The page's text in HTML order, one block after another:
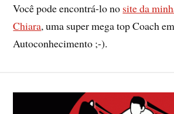
Você pode encontrá-lo no site da
Chiara, uma super mega top Coach em
Autoconhecimento ;-).